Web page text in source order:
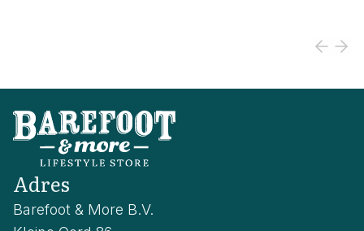
Adres
Barefoot & More B.V.